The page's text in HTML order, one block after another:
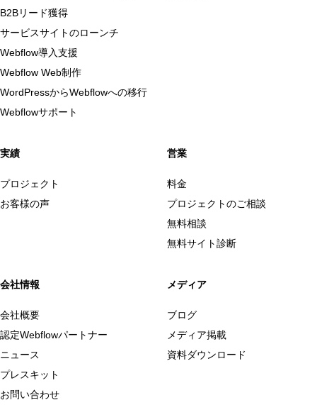
B2Bリード獲得
サービスサイトのローンチ
Webflow導入支援
Webflow Web制作
WordPressからWebflowへの移行
Webflowサポート
実績
プロジェクト
お客様の声
営業
料金
プロジェクトのご相談
無料相談
無料サイト診断
会社情報
会社概要
認定Webflowパートナー
ニュース
プレスキット
お問い合わせ
メディア
ブログ
メディア掲載
資料ダウンロード